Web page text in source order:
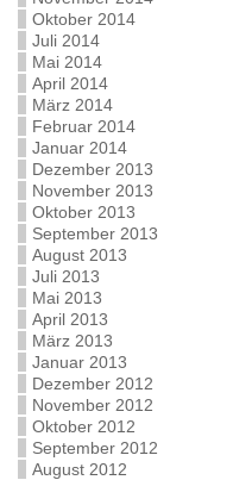
Oktober 2014
Juli 2014
Mai 2014
April 2014
März 2014
Februar 2014
Januar 2014
Dezember 2013
November 2013
Oktober 2013
September 2013
August 2013
Juli 2013
Mai 2013
April 2013
März 2013
Januar 2013
Dezember 2012
November 2012
Oktober 2012
September 2012
August 2012